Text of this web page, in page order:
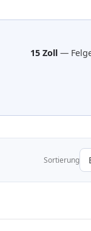
15 Zoll—
Sortierung